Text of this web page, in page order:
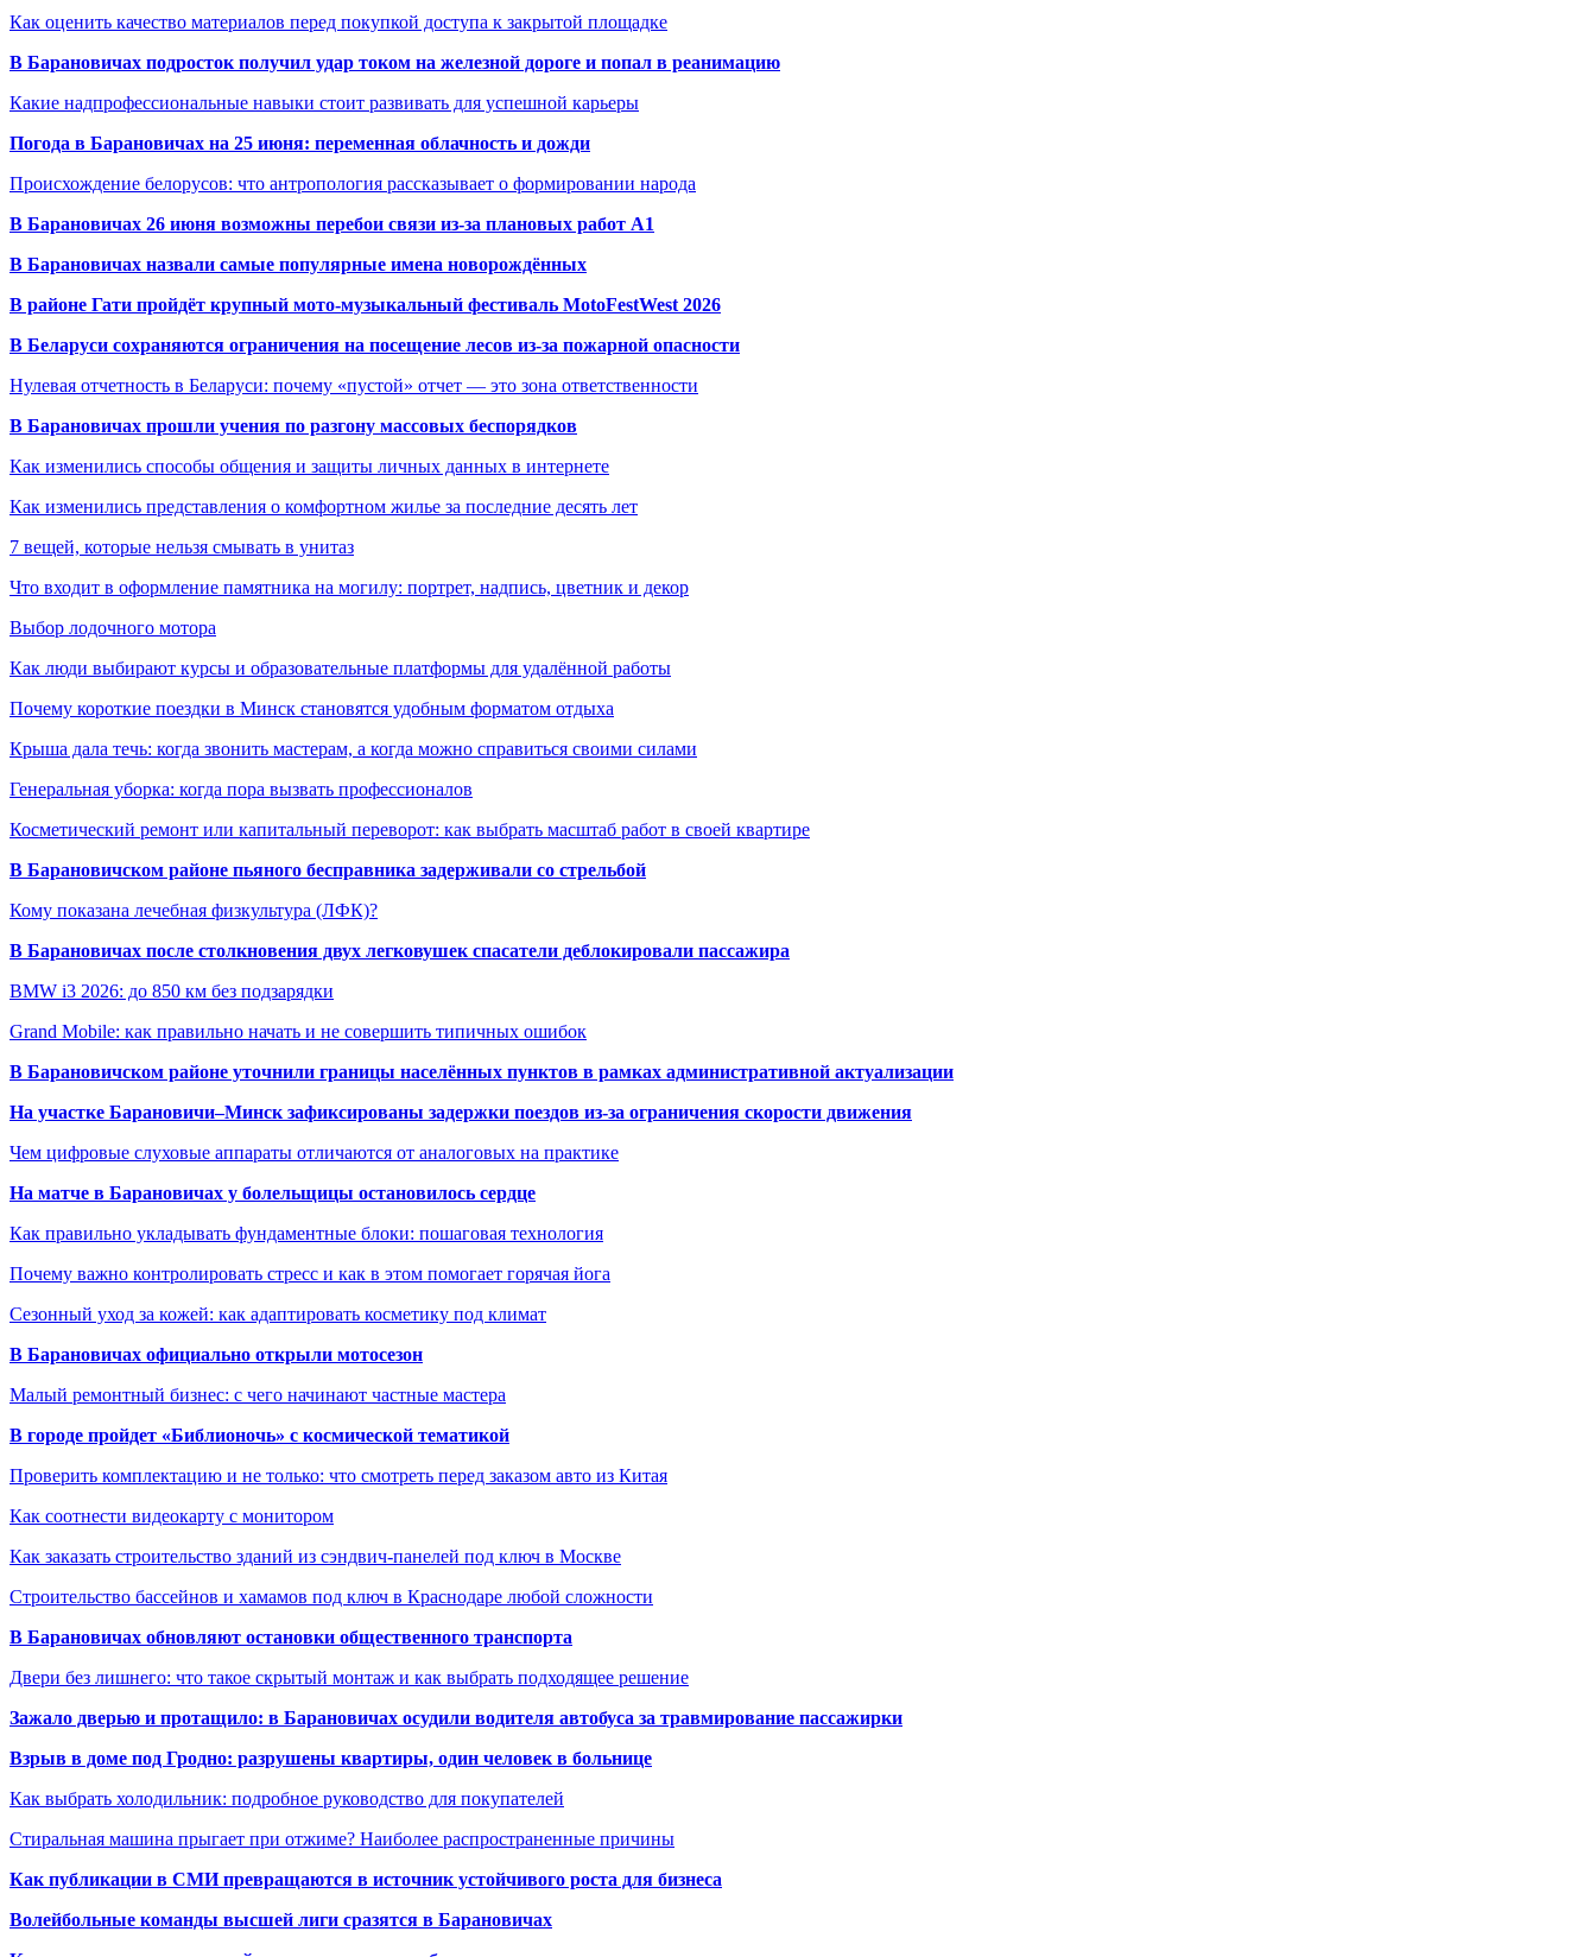
Как оценить качество материалов перед покупкой доступа к закрытой площадке
В Барановичах подросток получил удар током на железной дороге и попал в реанимацию
Какие надпрофессиональные навыки стоит развивать для успешной карьеры
Погода в Барановичах на 25 июня: переменная облачность и дожди
Происхождение белорусов: что антропология рассказывает о формировании народа
В Барановичах 26 июня возможны перебои связи из-за плановых работ A1
В Барановичах назвали самые популярные имена новорождённых
В районе Гати пройдёт крупный мото-музыкальный фестиваль MotoFestWest 2026
В Беларуси сохраняются ограничения на посещение лесов из-за пожарной опасности
Нулевая отчетность в Беларуси: почему «пустой» отчет — это зона ответственности
В Барановичах прошли учения по разгону массовых беспорядков
Как изменились способы общения и защиты личных данных в интернете
Как изменились представления о комфортном жилье за последние десять лет
7 вещей, которые нельзя смывать в унитаз
Что входит в оформление памятника на могилу: портрет, надпись, цветник и декор
Выбор лодочного мотора
Как люди выбирают курсы и образовательные платформы для удалённой работы
Почему короткие поездки в Минск становятся удобным форматом отдыха
Крыша дала течь: когда звонить мастерам, а когда можно справиться своими силами
Генеральная уборка: когда пора вызвать профессионалов
Косметический ремонт или капитальный переворот: как выбрать масштаб работ в своей квартире
В Барановичском районе пьяного бесправника задерживали со стрельбой
Кому показана лечебная физкультура (ЛФК)?
В Барановичах после столкновения двух легковушек спасатели деблокировали пассажира
BMW i3 2026: до 850 км без подзарядки
Grand Mobile: как правильно начать и не совершить типичных ошибок
В Барановичском районе уточнили границы населённых пунктов в рамках административной актуализации
На участке Барановичи–Минск зафиксированы задержки поездов из-за ограничения скорости движения
Чем цифровые слуховые аппараты отличаются от аналоговых на практике
На матче в Барановичах у болельщицы остановилось сердце
Как правильно укладывать фундаментные блоки: пошаговая технология
Почему важно контролировать стресс и как в этом помогает горячая йога
Сезонный уход за кожей: как адаптировать косметику под климат
В Барановичах официально открыли мотосезон
Малый ремонтный бизнес: с чего начинают частные мастера
В городе пройдет «Библионочь» с космической тематикой
Проверить комплектацию и не только: что смотреть перед заказом авто из Китая
Как соотнести видеокарту с монитором
Как заказать строительство зданий из сэндвич-панелей под ключ в Москве
Строительство бассейнов и хамамов под ключ в Краснодаре любой сложности
В Барановичах обновляют остановки общественного транспорта
Двери без лишнего: что такое скрытый монтаж и как выбрать подходящее решение
Зажало дверью и протащило: в Барановичах осудили водителя автобуса за травмирование пассажирки
Взрыв в доме под Гродно: разрушены квартиры, один человек в больнице
Как выбрать холодильник: подробное руководство для покупателей
Стиральная машина прыгает при отжиме? Наиболее распространенные причины
Как публикации в СМИ превращаются в источник устойчивого роста для бизнеса
Волейбольные команды высшей лиги сразятся в Барановичах